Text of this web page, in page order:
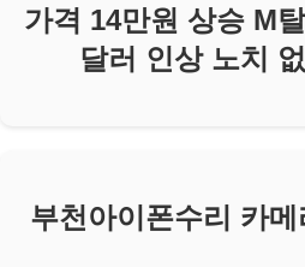
가격 14만원 상승 M
달러 인상 노치
부천아이폰수리 카